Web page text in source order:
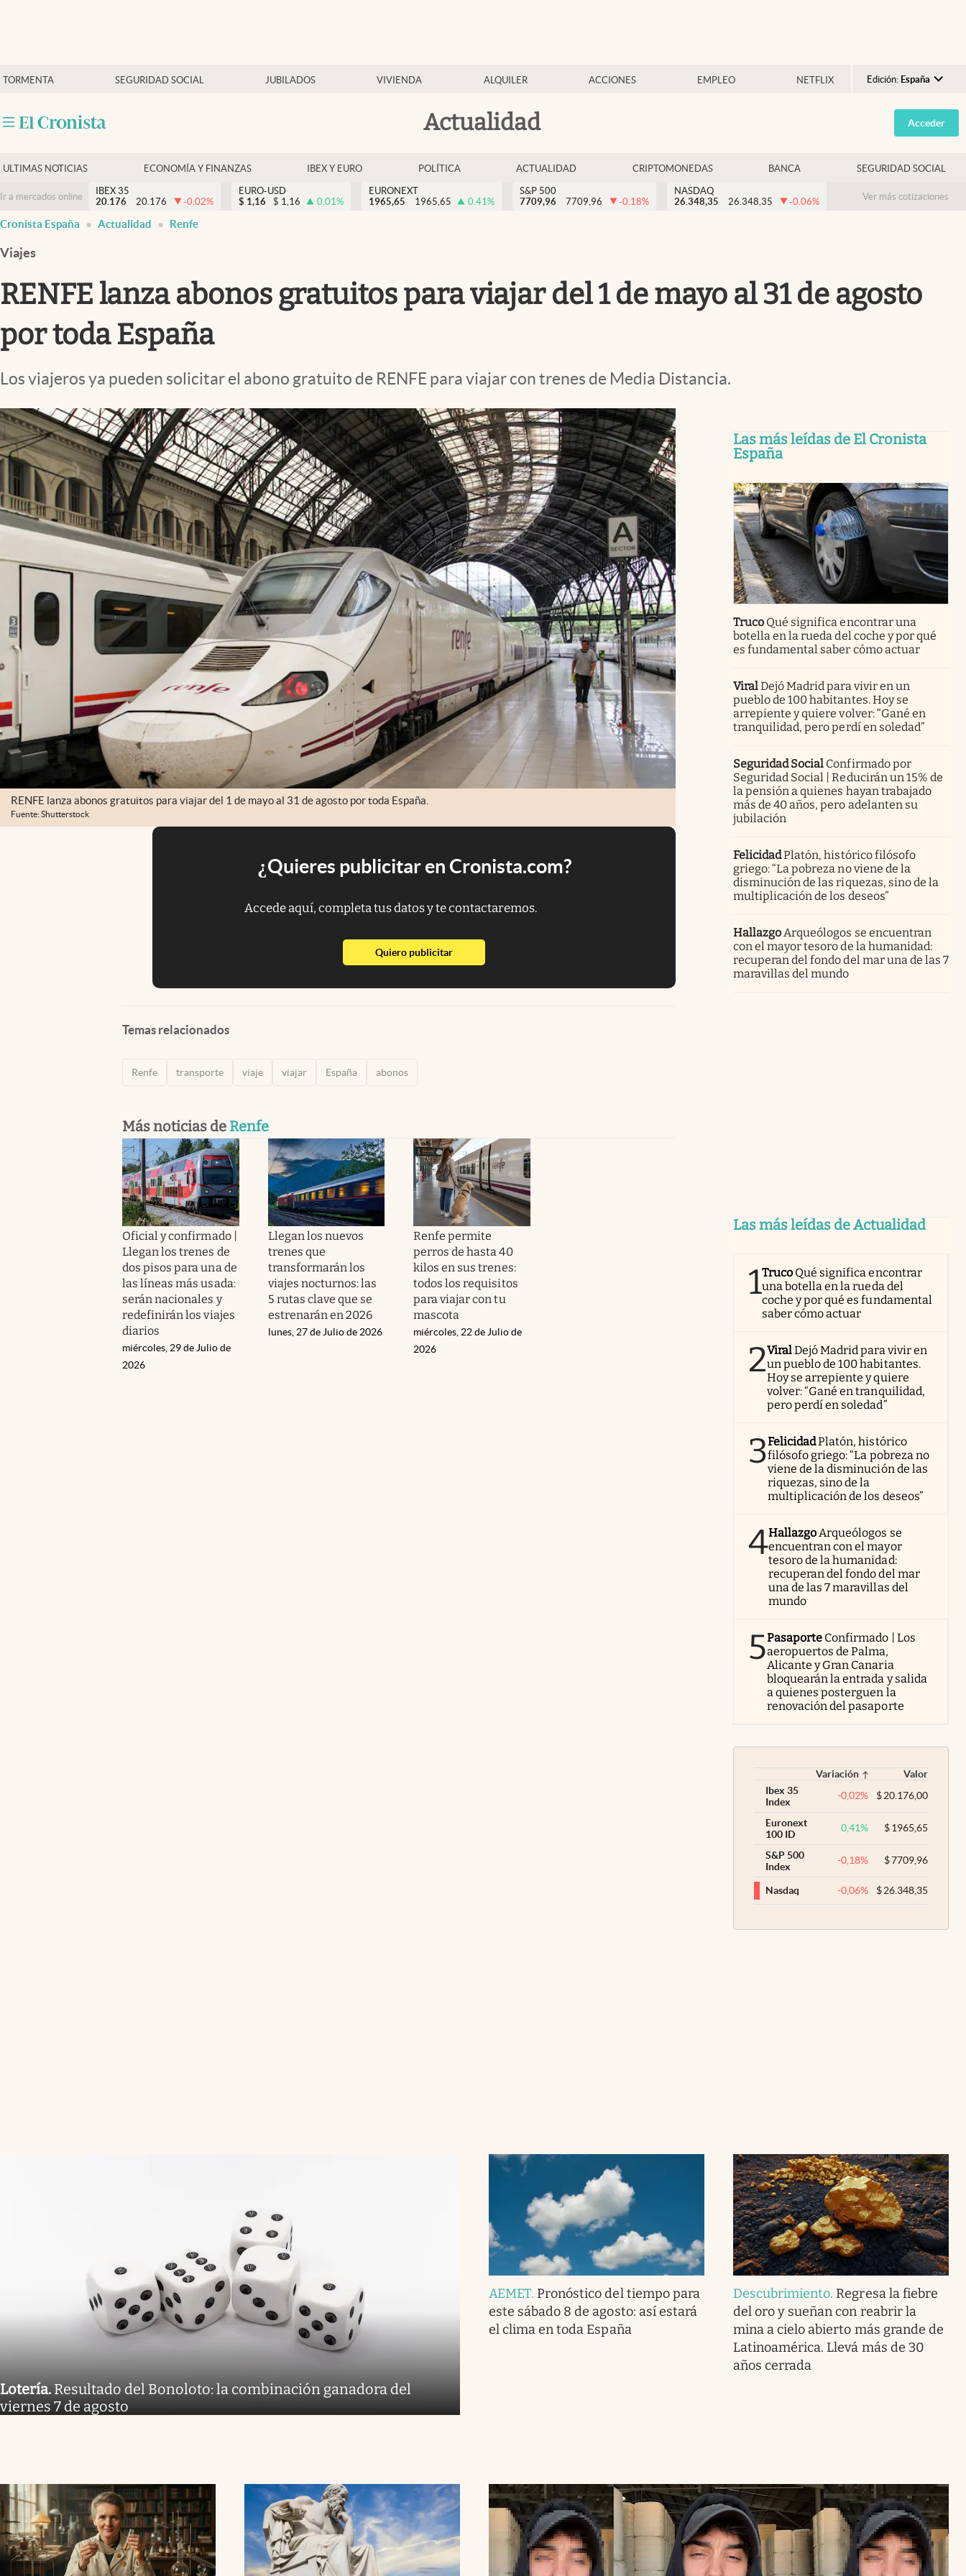
TORMENTA SEGURIDAD SOCIAL JUBILADOS VIVIENDA ALQUILER ACCIONES EMPLEO NETFLIX Edición: España
Argentina
España
USA
Colombia
Actualidad
Economía y finanzas
Criptomonedas
Acceder
ULTIMAS NOTICIAS ECONOMÍA Y FINANZAS IBEX Y EURO POLÍTICA ACTUALIDAD CRIPTOMONEDAS BANCA SEGURIDAD SOCIAL
Ir a mercados online
IBEX 35
20.176
20.176 -0.02%
EURO-USD
$ 1,16 $ 1,16 0.01%
EURONEXT
1965,65
1965,65 0.41%
S&P 500
7709,96
7709,96 -0.18%
NASDAQ
26.348,35
26.348,35 -0.06% Ver más cotizaciones
Cronista España Actualidad Renfe
Viajes
RENFE lanza abonos gratuitos para viajar del 1 de mayo al 31 de agosto
por toda España
Los viajeros ya pueden solicitar el abono gratuito de RENFE para viajar con trenes de Media Distancia.
RENFE lanza abonos gratuitos para viajar del 1 de mayo al 31 de agosto por toda España.
Fuente: Shutterstock
¿Quieres publicitar en Cronista.com?
Accede aquí, completa tus datos y te contactaremos.
Quiero publicitarabre en nueva pestaña
Temas relacionados
Renfe transporte viaje viajar España abonos
Más noticias de Renfe
Oficial y confirmado |
Llegan los trenes de
dos pisos para una de
las líneas más usada:
serán nacionales y
redefinirán los viajes
diarios
miércoles, 29 de Julio de
2026
Llegan los nuevos
trenes que
transformarán los
viajes nocturnos: las
5 rutas clave que se
estrenarán en 2026
lunes, 27 de Julio de 2026
Renfe permite
perros de hasta 40
kilos en sus trenes:
todos los requisitos
para viajar con tu
mascota
miércoles, 22 de Julio de
2026
Las más leídas de El Cronista
España
Truco Qué significa encontrar una
botella en la rueda del coche y por qué
es fundamental saber cómo actuar
ViralDejó Madrid para vivir en un
pueblo de 100 habitantes. Hoy se
arrepiente y quiere volver: “Gané en
tranquilidad, pero perdí en soledad”
Seguridad Social Confirmado por
Seguridad Social | Reducirán un 15% de
la pensión a quienes hayan trabajado
más de 40 años, pero adelanten su
jubilación
FelicidadPlatón, histórico filósofo
griego: “La pobreza no viene de la
disminución de las riquezas, sino de la
multiplicación de los deseos”
HallazgoArqueólogos se encuentran
con el mayor tesoro de la humanidad:
recuperan del fondo del mar una de las 7
maravillas del mundo
Las más leídas de Actualidad
1Truco Qué significa encontrar
una botella en la rueda del
coche y por qué es fundamental
saber cómo actuar
2ViralDejó Madrid para vivir en
un pueblo de 100 habitantes.
Hoy se arrepiente y quiere
volver: “Gané en tranquilidad,
pero perdí en soledad”
3FelicidadPlatón, histórico
filósofo griego: “La pobreza no
viene de la disminución de las
riquezas, sino de la
multiplicación de los deseos”
4HallazgoArqueólogos se
encuentran con el mayor
tesoro de la humanidad:
recuperan del fondo del mar
una de las 7 maravillas del
mundo
5Pasaporte Confirmado | Los
aeropuertos de Palma,
Alicante y Gran Canaria
bloquearán la entrada y salida
a quienes posterguen la
renovación del pasaporte
Variación
Valor
Ibex 35
Index
-0,02% $20.176,00
Euronext
100 ID
0,41% $1965,65
S&P 500
Index
-0,18% $7709,96
Nasdaq -0,06% $26.348,35
Lotería. Resultado del Bonoloto: la combinación ganadora del
viernes 7 de agosto
AEMET. Pronóstico del tiempo para
este sábado 8 de agosto: así estará
el clima en toda España
Descubrimiento. Regresa la fiebre
del oro y sueñan con reabrir la
mina a cielo abierto más grande de
Latinoamérica. Llevá más de 30
años cerrada